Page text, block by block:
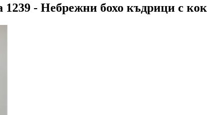
1239 - Небрежни бохо къдрици с кок